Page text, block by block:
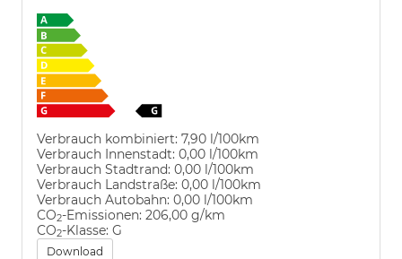
Verbrauch kombiniert: 7,90 l/100km
Verbrauch Innenstadt: 0,00 l/100km
Verbrauch Stadtrand: 0,00 l/100km
Verbrauch Landstraße: 0,00 l/100km
Verbrauch Autobahn: 0,00 l/100km
CO2-Emissionen: 206,00 g/km
CO2-Klasse: G
Download